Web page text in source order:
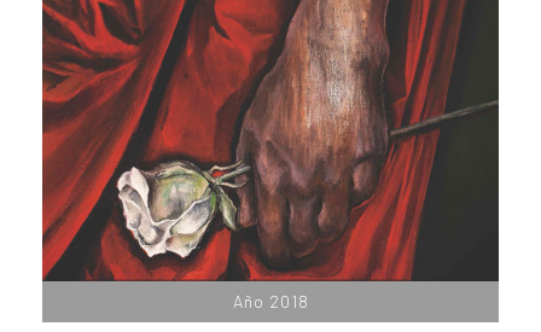
Año 2018